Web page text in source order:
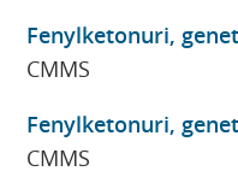
Fenylketonuri,
CMMS
Fenylketonuri,
CMMS